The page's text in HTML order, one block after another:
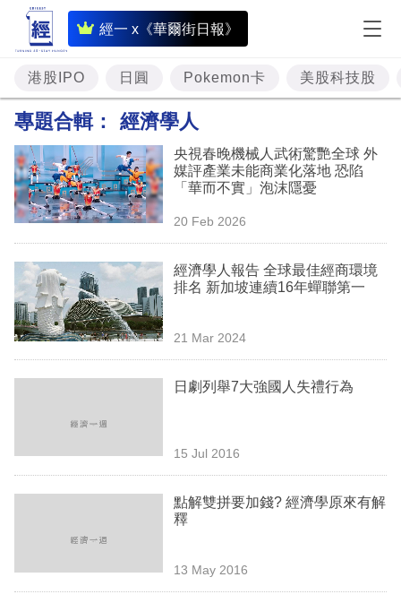
經一 x《華爾街日報》
即
時
財
經
題
投
資
樓
理
技
生
港股IPO 日圓 Pokemon卡 美股科技股
專題合輯： 經濟學人
央視春晚機械人武術驚艷全球 外
媒評產業未能商業化落地 恐陷
「華而不實」泡沫隱憂
20 Feb 2026
經濟學人報告 全球最佳經商環境
排名 新加坡連續16年蟬聯第一
21 Mar 2024
日劇列舉7大強國人失禮行為
15 Jul 2016
點解雙拼要加錢? 經濟學原來有解
釋
13 May 2016